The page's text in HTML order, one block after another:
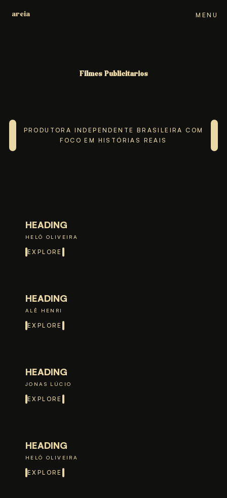
areia
areia
areia
areia
areia
MENU
Filmes Publicitários
Filmes Publicitários
Filmes Publicitários
Filmes Publicitários
Filmes Publicitários
PRODUTORA INDEPENDENTE BRASILEIRA COM
FOCO EM HISTÓRIAS REAIS
HEADING
HELÔ OLIVEIRA
EXPLORE
HEADING
ALÊ HENRI
EXPLORE
HEADING
JONAS LÚCIO
EXPLORE
HEADING
HELÔ OLIVEIRA
EXPLORE